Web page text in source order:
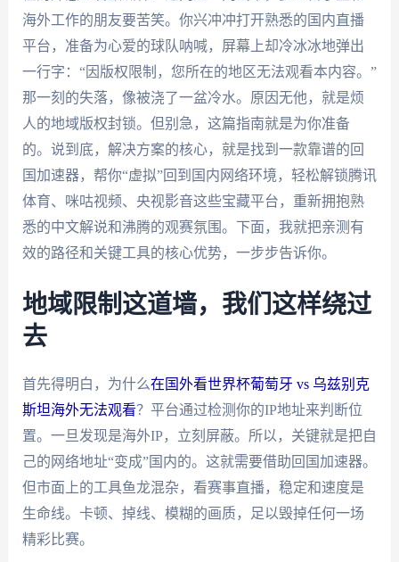
海外工作的朋友要苦笑。你兴冲冲打开熟悉的国内直播
平台，准备为心爱的球队呐喊，屏幕上却冷冰冰地弹出
一行字：“因版权限制，您所在的地区无法观看本内容。”
那一刻的失落，像被浇了一盆冷水。原因无他，就是烦
人的地域版权封锁。但别急，这篇指南就是为你准备
的。说到底，解决方案的核心，就是找到一款靠谱的回
国加速器，帮你“虚拟”回到国内网络环境，轻松解锁腾讯
体育、咪咕视频、央视影音这些宝藏平台，重新拥抱熟
悉的中文解说和沸腾的观赛氛围。下面，我就把亲测有
效的路径和关键工具的核心优势，一步步告诉你。
地域限制这道墙，我们这样绕过
去
首先得明白，为什么在国外看世界杯葡萄牙 vs 乌兹别克
斯坦海外无法观看？平台通过检测你的IP地址来判断位
置。一旦发现是海外IP，立刻屏蔽。所以，关键就是把自
己的网络地址“变成”国内的。这就需要借助回国加速器。
但市面上的工具鱼龙混杂，看赛事直播，稳定和速度是
生命线。卡顿、掉线、模糊的画质，足以毁掉任何一场
精彩比赛。